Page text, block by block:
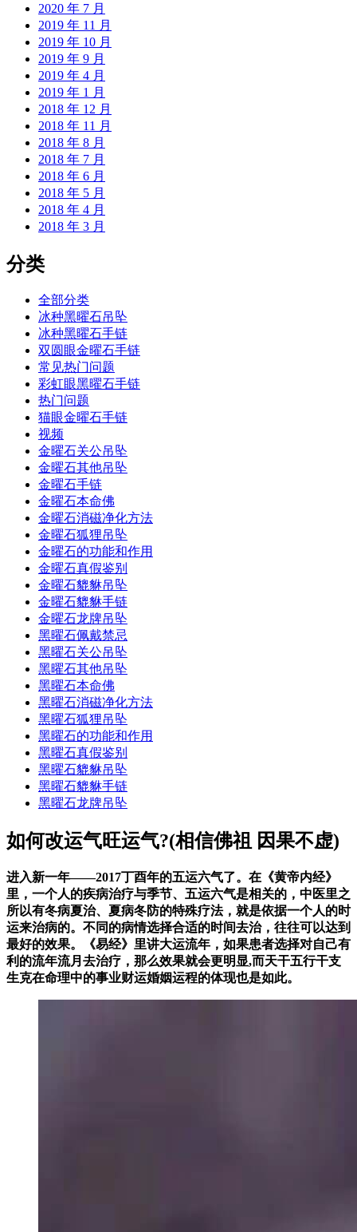
2020 年 7 月
2019 年 11 月
2019 年 10 月
2019 年 9 月
2019 年 4 月
2019 年 1 月
2018 年 12 月
2018 年 11 月
2018 年 8 月
2018 年 7 月
2018 年 6 月
2018 年 5 月
2018 年 4 月
2018 年 3 月
分类
全部分类
冰种黑曜石吊坠
冰种黑曜石手链
双圆眼金曜石手链
常见热门问题
彩虹眼黑曜石手链
热门问题
猫眼金曜石手链
视频
金曜石关公吊坠
金曜石其他吊坠
金曜石手链
金曜石本命佛
金曜石消磁净化方法
金曜石狐狸吊坠
金曜石的功能和作用
金曜石真假鉴别
金曜石貔貅吊坠
金曜石貔貅手链
金曜石龙牌吊坠
黑曜石佩戴禁忌
黑曜石关公吊坠
黑曜石其他吊坠
黑曜石本命佛
黑曜石消磁净化方法
黑曜石狐狸吊坠
黑曜石的功能和作用
黑曜石真假鉴别
黑曜石貔貅吊坠
黑曜石貔貅手链
黑曜石龙牌吊坠
如何改运气旺运气?(相信佛祖 因果不虚)
进入新一年——2017丁酉年的五运六气了。在《黄帝内经》
里，一个人的疾病治疗与季节、五运六气是相关的，中医里之
所以有冬病夏治、夏病冬防的特殊疗法，就是依据一个人的时
运来治病的。不同的病情选择合适的时间去治，往往可以达到
最好的效果。《易经》里讲大运流年，如果患者选择对自己有
利的流年流月去治疗，那么效果就会更明显,而天干五行干支
生克在命理中的事业财运婚姻运程的体现也是如此。